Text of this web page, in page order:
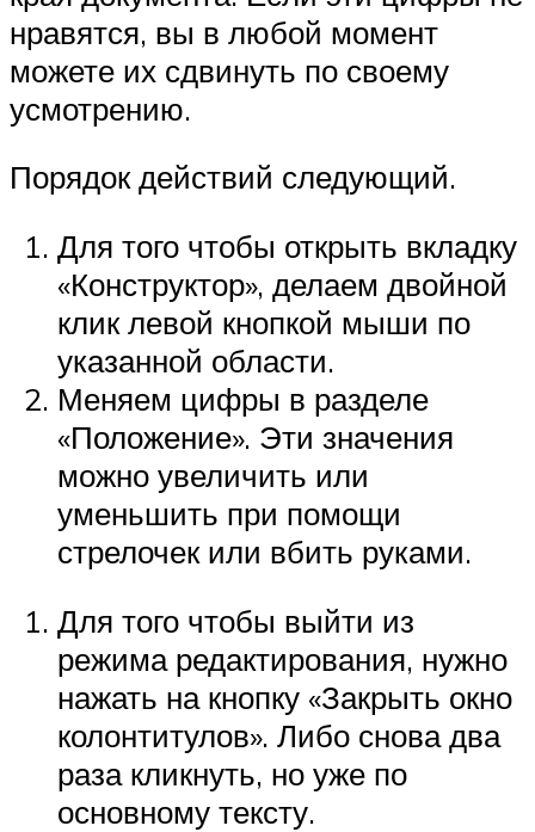
нравятся, вы в любой момент
можете их сдвинуть по своему
усмотрению.
Порядок действий следующий.
Для того чтобы открыть вкладку
«Конструктор», делаем двойной
клик левой кнопкой мыши по
указанной области.
Меняем цифры в разделе
«Положение». Эти значения
можно увеличить или
уменьшить при помощи
стрелочек или вбить руками.
Для того чтобы выйти из
режима редактирования, нужно
нажать на кнопку «Закрыть окно
колонтитулов». Либо снова два
раза кликнуть, но уже по
основному тексту.